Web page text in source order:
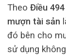
Theo Điều
mượn tài sản
đó bên cho
sử dụng